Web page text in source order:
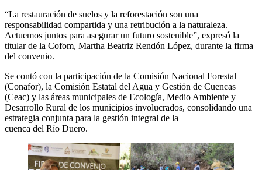
“La restauración de suelos y la reforestación son una
responsabilidad compartida y una retribución a la naturaleza.
Actuemos juntos para asegurar un futuro sostenible”, expresó la
titular de la Cofom, Martha Beatriz Rendón López, durante la firma
del convenio.
Se contó con la participación de la Comisión Nacional Forestal
(Conafor), la Comisión Estatal del Agua y Gestión de Cuencas
(Ceac) y las áreas municipales de Ecología, Medio Ambiente y
Desarrollo Rural de los municipios involucrados, consolidando una
estrategia conjunta para la gestión integral de la
cuenca del Río Duero.